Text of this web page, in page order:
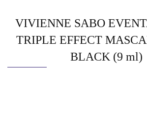
VIVIENNE SABO
TRIPLE EFFECT
BLACK (9 ml)